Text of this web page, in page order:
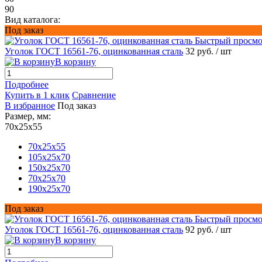
90
Вид каталога:
Под заказ
Быстрый
Уголок ГОСТ 16561-76, оцинкованная сталь 32 руб. / шт
В корзину
Подробнее
Купить в 1 клик Сравнение
В избранное Под заказ
Размер, мм:
70x25x55
70x25x55
105x25x70
150x25x70
70x25x70
190x25x70
Под заказ
Быстрый
Уголок ГОСТ 16561-76, оцинкованная сталь 92 руб. / шт
В корзину